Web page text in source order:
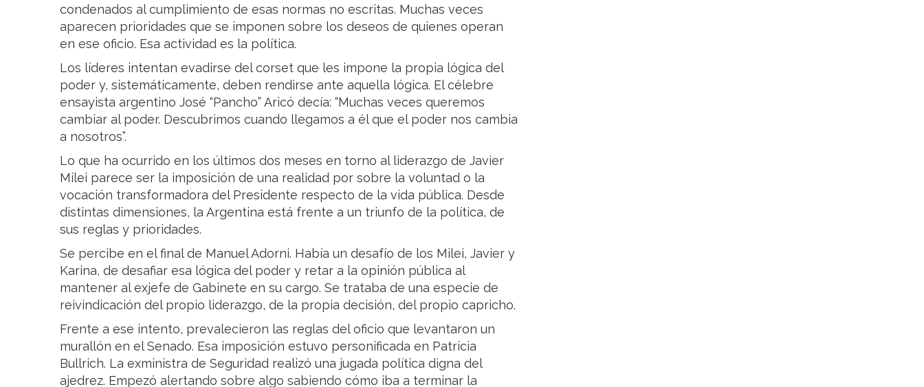
condenados al cumplimiento de esas normas no escritas. Muchas veces
aparecen prioridades que se imponen sobre los deseos de quienes operan
en ese oficio. Esa actividad es la política.
Los líderes intentan evadirse del corset que les impone la propia lógica del
poder y, sistemáticamente, deben rendirse ante aquella lógica. El célebre
ensayista argentino José “Pancho” Aricó decía: “Muchas veces queremos
cambiar al poder. Descubrimos cuando llegamos a él que el poder nos cambia
a nosotros”.
Lo que ha ocurrido en los últimos dos meses en torno al liderazgo de Javier
Milei parece ser la imposición de una realidad por sobre la voluntad o la
vocación transformadora del Presidente respecto de la vida pública. Desde
distintas dimensiones, la Argentina está frente a un triunfo de la política, de
sus reglas y prioridades.
Se percibe en el final de Manuel Adorni. Había un desafío de los Milei, Javier y
Karina, de desafiar esa lógica del poder y retar a la opinión pública al
mantener al exjefe de Gabinete en su cargo. Se trataba de una especie de
reivindicación del propio liderazgo, de la propia decisión, del propio capricho.
Frente a ese intento, prevalecieron las reglas del oficio que levantaron un
murallón en el Senado. Esa imposición estuvo personificada en Patricia
Bullrich. La exministra de Seguridad realizó una jugada política digna del
ajedrez. Empezó alertando sobre algo sabiendo cómo iba a terminar la